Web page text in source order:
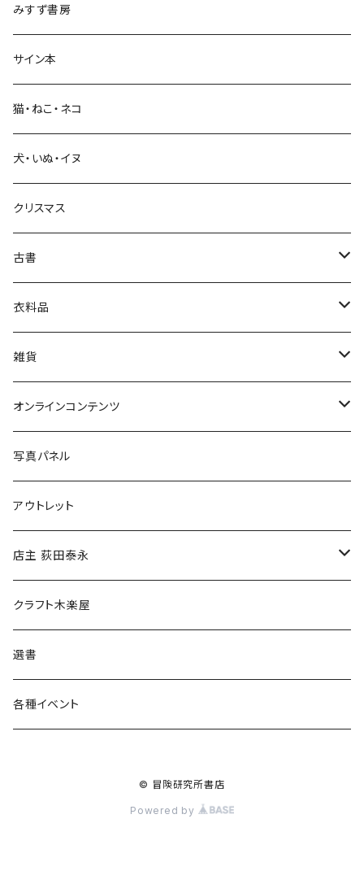
生活・暮らし
芸術・絵画・写真
絵本・児童書
娯楽・エンターテインメント
みすず書房
サイン本
猫・ねこ・ネコ
犬・いぬ・イヌ
クリスマス
古書
古書セット
美術
衣料品
POLEWARDS
Tシャツ
雑貨
バッグ
ブックカバー
マグカップ
傘
食料品
その他
オンラインコンテンツ
冒険クロストーク
写真パネル
アウトレット
店主 荻田泰永
書籍
ウェア
クラフト木楽屋
選書
各種イベント
© 冒険研究所書店
Powered by